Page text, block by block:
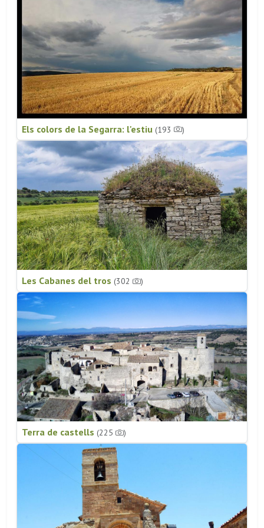
Els colors de la Segarra: l'estiu (193 )
Les Cabanes del tros (302 )
Terra de castells (225 )